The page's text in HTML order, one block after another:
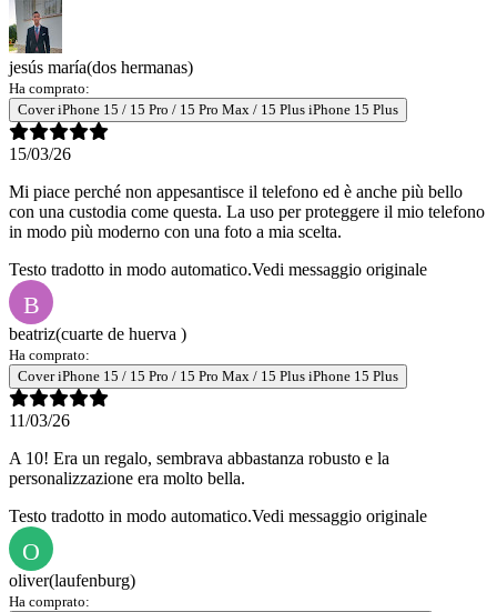
jesús maría(dos hermanas)
Ha comprato:
Cover iPhone 15 / 15 Pro / 15 Pro Max / 15 Plus iPhone 15 Plus
15/03/26
Mi piace perché non appesantisce il telefono ed è anche più bello
con una custodia come questa. La uso per proteggere il mio telefono
in modo più moderno con una foto a mia scelta.
Testo tradotto in modo automatico.Vedi messaggio originale
B
beatriz(cuarte de huerva )
Ha comprato:
Cover iPhone 15 / 15 Pro / 15 Pro Max / 15 Plus iPhone 15 Plus
11/03/26
A 10! Era un regalo, sembrava abbastanza robusto e la
personalizzazione era molto bella.
Testo tradotto in modo automatico.Vedi messaggio originale
O
oliver(laufenburg)
Ha comprato: